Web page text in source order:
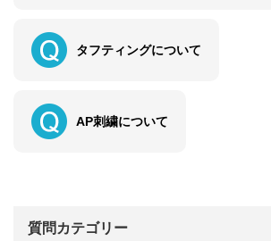
タフティングについて
AP刺繍について
質問カテゴリー